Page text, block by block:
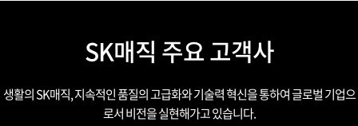
SK매직 주요 고객사
생활의 SK매직, 지속적인 품질의 고급화와 기술력 혁신을 통하여 글로벌 기업으
로서 비전을 실현해가고 있습니다.